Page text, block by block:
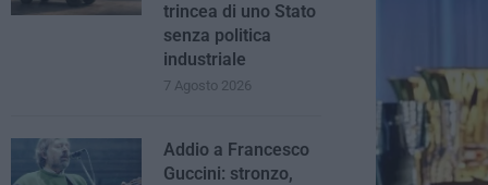
trincea di uno Stato
senza politica
industriale
7 Agosto 2026
Addio a Francesco
Guccini: stronzo,